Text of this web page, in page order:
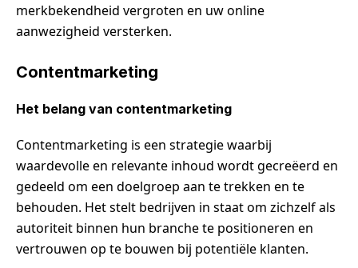
merkbekendheid vergroten en uw online
aanwezigheid versterken.
Contentmarketing
Het belang van contentmarketing
Contentmarketing is een strategie waarbij
waardevolle en relevante inhoud wordt gecreëerd en
gedeeld om een ​​doelgroep aan te trekken en te
behouden. Het stelt bedrijven in staat om zichzelf als
autoriteit binnen hun branche te positioneren en
vertrouwen op te bouwen bij potentiële klanten.